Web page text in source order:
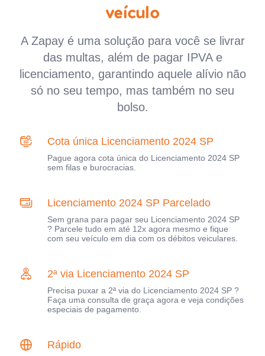
veículo
A Zapay é uma solução para você se livrar
das multas, além de pagar IPVA e
licenciamento, garantindo aquele alívio não
só no seu tempo, mas também no seu
bolso.
Cota única Licenciamento 2024 SP
Pague agora cota única do Licenciamento 2024 SP
sem filas e burocracias.
Licenciamento 2024 SP Parcelado
Sem grana para pagar seu Licenciamento 2024 SP
? Parcele tudo em até 12x agora mesmo e fique
com seu veículo em dia com os débitos veiculares.
2ª via Licenciamento 2024 SP
Precisa puxar a 2ª via do Licenciamento 2024 SP ?
Faça uma consulta de graça agora e veja condições
especiais de pagamento.
Rápido